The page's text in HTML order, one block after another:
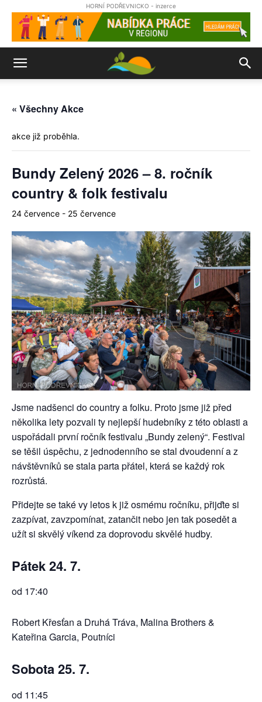
HORNÍ PODŘEVNICKO - inzerce
« Všechny Akce
akce již proběhla.
Bundy Zelený 2026 – 8. ročník
country & folk festivalu
24 července - 25 července
Jsme nadšenci do country a folku. Proto jsme již před
několika lety pozvali ty nejlepší hudebníky z této oblasti a
uspořádali první ročník festivalu „Bundy zelený“. Festival
se těšil úspěchu, z jednodenního se stal dvoudenní a z
návštěvníků se stala parta přátel, která se každý rok
rozrůstá.
Přidejte se také vy letos k již osmému ročníku, přijďte si
zazpívat, zavzpomínat, zatančit nebo jen tak posedět a
užít si skvělý víkend za doprovodu skvělé hudby.
Pátek 24. 7.
od 17:40
Robert Křesťan a Druhá Tráva, Malina Brothers &
Kateřina Garcia, Poutníci
Sobota25. 7.
od 11:45